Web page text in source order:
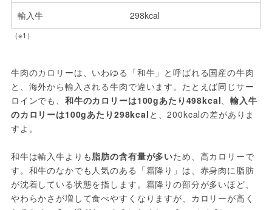
輸入牛 298kcal
（※1）
牛肉のカロリーは、いわゆる「和牛」と呼ばれる国産の牛肉
と、海外から輸入される牛肉で違います。たとえば同じサー
ロインでも、 和牛のカロリーは100gあたり498kcal 、輸入牛
のカロリーは100gあたり298kcal と、200kcalの差がありま
すよ。
和牛は輸入牛よりも脂肪の含有量が多いため、高カロリーで
す。和牛のなかでも人気のある「霜降り」は、赤身肉に脂肪
が沈着している状態を指します。霜降りの部分が多いほど、
やわらかさが増して食べやすくなりますが、カロリーが高く